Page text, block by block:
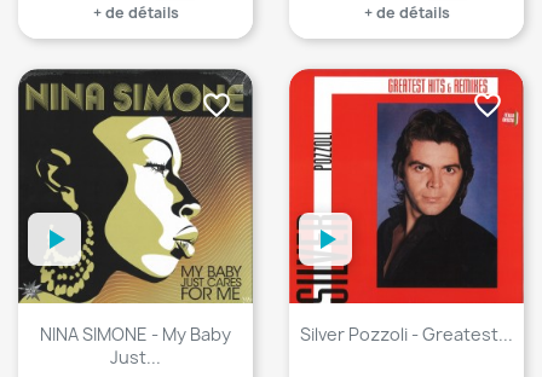
+ de détails + de détails
NINA SIMONE - My Baby
Just...
favorite_border
Silver Pozzoli - Greatest...
favorite_border